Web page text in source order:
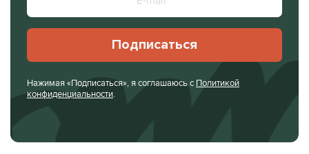
Подписаться
Нажимая «Подписаться», я соглашаюсь с Политикой
конфиденциальности.